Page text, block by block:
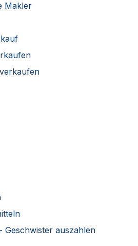
Makler
Geschwister auszahlen